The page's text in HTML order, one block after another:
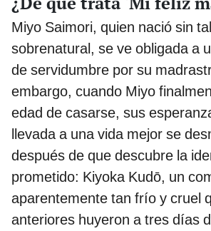
Miyo Saimori, quien nació sin
sobrenatural, se ve obligada a
de servidumbre por su
embargo, cuando Miyo
edad de casarse, sus
llevada a una vida mejor se
después de que descubre la
prometido: Kiyoka Kudō, un
aparentemente tan frío y cruel
anteriores huyeron a tres días